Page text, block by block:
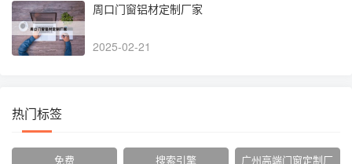
周口门窗铝材定制厂家
2025-02-21
热门标签
免费 搜索引擎
广州高端门窗定制厂